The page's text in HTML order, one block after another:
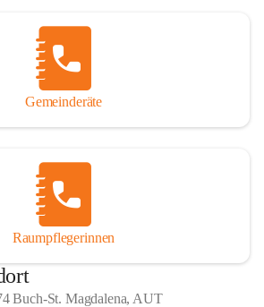
Gemeinderäte
Raumpflegerinnen
Buch-St. Magdalena, AUT